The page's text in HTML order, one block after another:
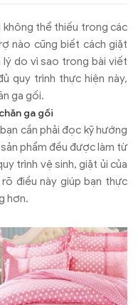
không thể thiếu trong các
nào cũng biết cách giặt
lý do vì sao trong bài viết
quy trình thực hiện này,
ga gối.
ga gối
cần phải đọc kỹ hướng
phẩm đều được làm từ
trình vệ sinh, giặt ủi của
điều này giúp bạn thực
hơn.